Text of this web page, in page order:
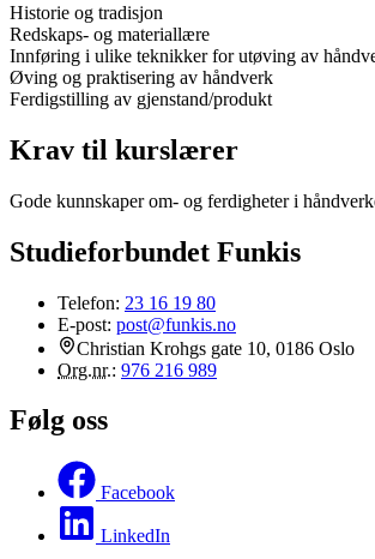
Historie og tradisjon
Redskaps- og materiallære
Innføring i ulike teknikker for utøving av
Øving og praktisering av håndverk
Ferdigstilling av gjenstand/produkt
Krav til kurslærer
Gode kunnskaper om- og ferdigheter i
Studieforbundet Funkis
Telefon: 23 16 19 80
E-post: post@funkis.no
Christian Krohgs gate 10, 0186 Oslo
Org.nr.: 976 216 989
Følg oss
Facebook
LinkedIn